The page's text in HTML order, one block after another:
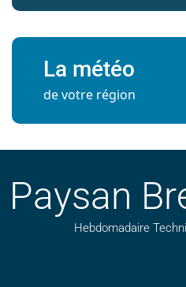
La météo
de votre région
Paysan
Hebdomadaire